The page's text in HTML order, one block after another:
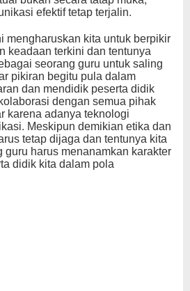
efektif tetap terjalin.
mengharuskan kita untuk berpikir
keadaan terkini dan tentunya
seorang guru untuk saling
pikiran begitu pula dalam
dan mendidik peserta didik
dengan semua pihak
karena adanya teknologi
Meskipun demikian etika dan
tetap dijaga dan tentunya kita
harus menanamkan karakter
didik kita dalam pola